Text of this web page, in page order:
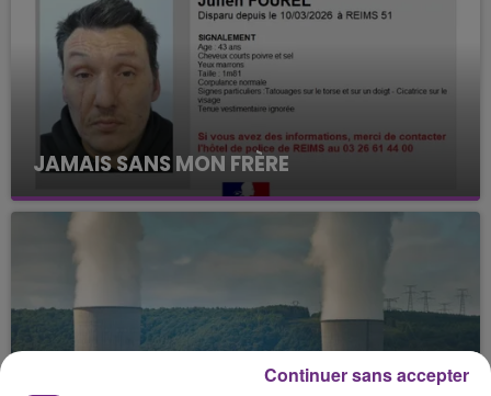
JAMAIS SANS MON FRÈRE
Julien Fourel n'a plus donné signé de vie depuis 5
mois. Sa sœur poursuit ses recherches pour le
retrouver.
Continuer sans accepter